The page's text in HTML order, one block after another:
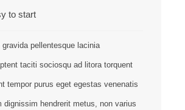
to start
gravida pellentesque lacinia
taciti sociosqu ad litora torquent
tempor purus eget egestas venenatis
dignissim hendrerit metus, non varius